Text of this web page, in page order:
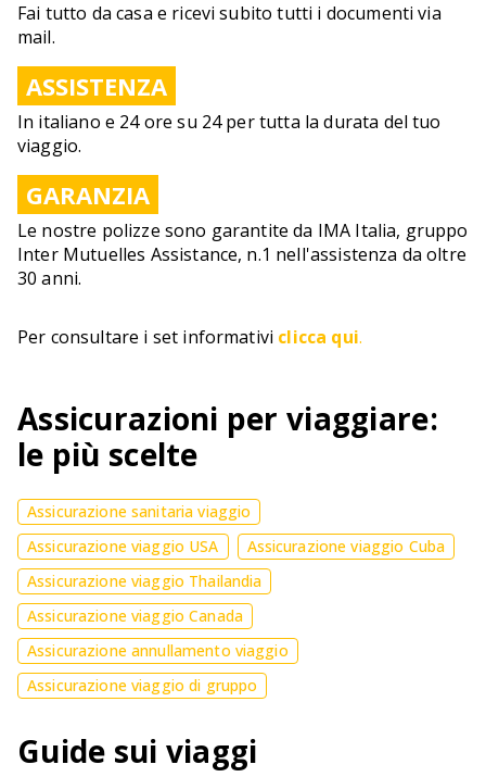
Fai tutto da casa e ricevi subito tutti i documenti via
mail.
ASSISTENZA
In italiano e 24 ore su 24 per tutta la durata del tuo
viaggio.
GARANZIA
Le nostre polizze sono garantite da IMA Italia, gruppo
Inter Mutuelles Assistance, n.1 nell'assistenza da oltre
30 anni.
Per consultare i set informativi clicca qui.
Assicurazioni per viaggiare:
le più scelte
Assicurazione sanitaria viaggio
Assicurazione viaggio USA
Assicurazione viaggio Cuba
Assicurazione viaggio Thailandia
Assicurazione viaggio Canada
Assicurazione annullamento viaggio
Assicurazione viaggio di gruppo
Guide sui viaggi